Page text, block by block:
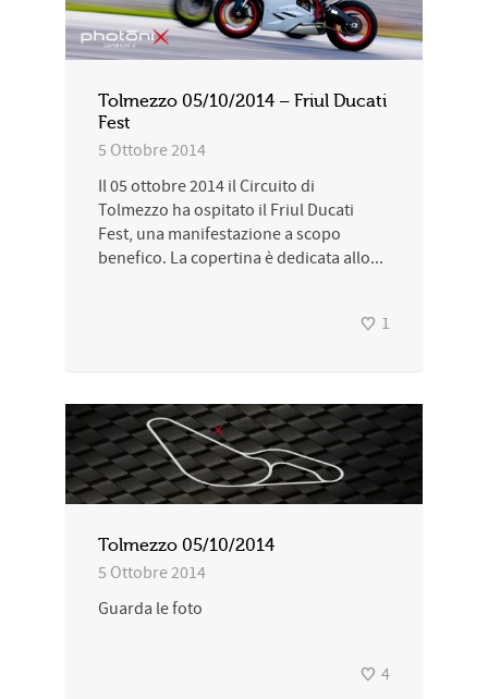
Tolmezzo 05/10/2014 – Friul Ducati
Fest
5 Ottobre 2014
Il 05 ottobre 2014 il Circuito di
Tolmezzo ha ospitato il Friul Ducati
Fest, una manifestazione a scopo
benefico. La copertina è dedicata allo...
1
Tolmezzo 05/10/2014
5 Ottobre 2014
Guarda le foto
4